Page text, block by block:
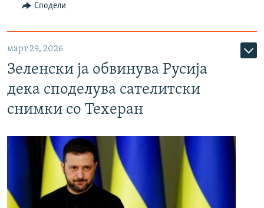
Сподели
март 29, 2026
Зеленски ја обвинува Русија
дека споделува сателитски
снимки со Техеран